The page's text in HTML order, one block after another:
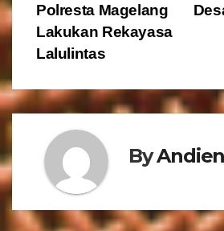
v
i
g
a
s
p
Polresta Magelang
Lakukan Rekayasa
Lalulintas
ByAndien